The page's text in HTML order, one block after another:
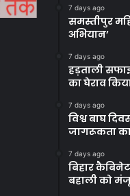
7 days ago
समस्तीपुर
अभियान’
7 days ago
हड़ताली
का घेराव
7 days ago
विश्व बाघ
जागरूकता
7 days ago
बिहार
बहाली को